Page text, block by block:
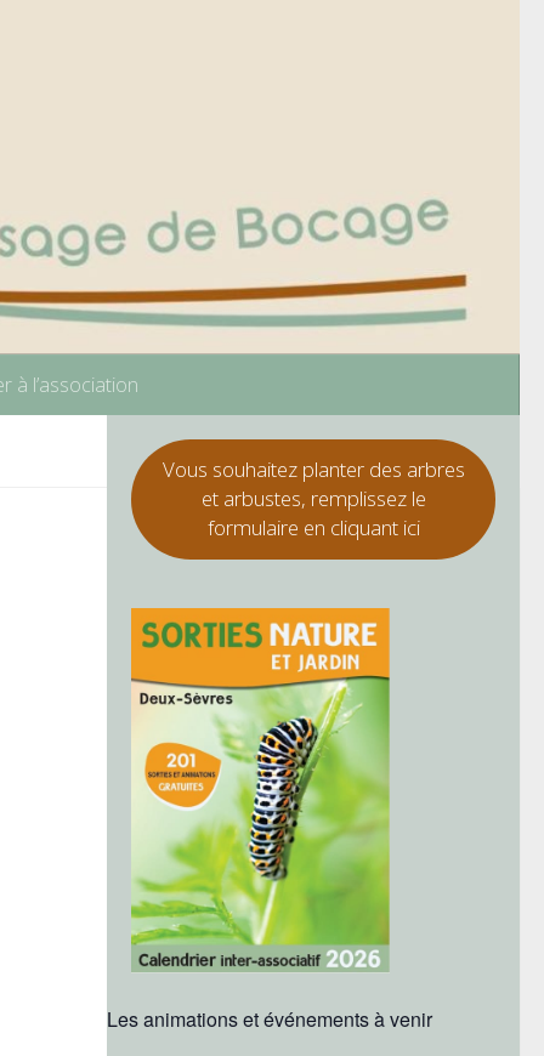
à l’association
Vous souhaitez planter des arbres
et arbustes, remplissez le
formulaire en cliquant ici
Les animations et événements à venir